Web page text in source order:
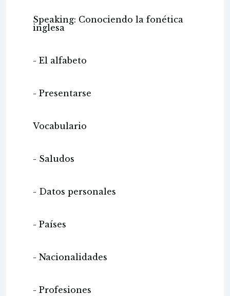
Speaking: Conociendo la fonética
inglesa
- El alfabeto
- Presentarse
Vocabulario
- Saludos
- Datos personales
- Países
- Nacionalidades
- Profesiones